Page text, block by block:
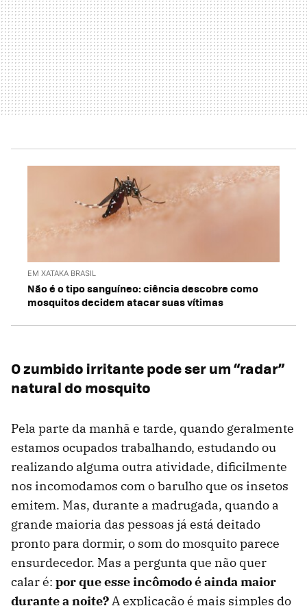
EM XATAKA BRASIL
Não é o tipo sanguíneo: ciência descobre como
mosquitos decidem atacar suas vítimas
O zumbido irritante pode ser um “radar”
natural do mosquito
Pela parte da manhã e tarde, quando geralmente
estamos ocupados trabalhando, estudando ou
realizando alguma outra atividade, dificilmente
nos incomodamos com o barulho que os insetos
emitem. Mas, durante a madrugada, quando a
grande maioria das pessoas já está deitado
pronto para dormir, o som do mosquito parece
ensurdecedor. Mas a pergunta que não quer
calar é: por que esse incômodo é ainda maior
durante a noite?A explicação é mais simples do